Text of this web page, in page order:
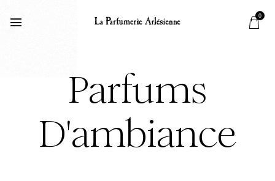
0
Parfums
D'ambiance